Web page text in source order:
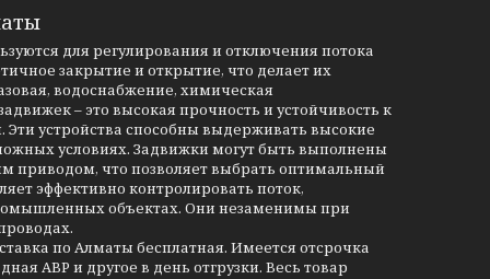
для регулирования и отключения потока
закрытие и открытие, что делает их
водоснабжение, химическая
– это высокая прочность и устойчивость к
Эти устройства способны выдерживать высокие
условиях. Задвижки могут быть выполнены
приводом, что позволяет выбрать оптимальный
эффективно контролировать поток,
объектах. Они незаменимы при
по Алматы бесплатная. Имеется отсрочка
АВР и другое в день отгрузки. Весь товар